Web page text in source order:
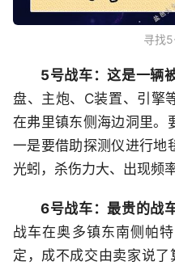
寻找
5号战车：这是一辆
盘、主炮、C装置、引擎
在弗里镇东侧海边洞里。
一是要借助探测仪进行地
光蚓，杀伤力大、出现频
6号战车：最贵的战
战车在奥多镇东南侧帕
定，成不成交由卖家说